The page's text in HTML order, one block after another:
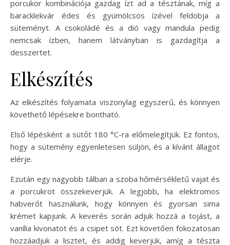
porcukor kombinációja gazdag ízt ad a tésztának, míg a
baracklekvár édes és gyümölcsös ízével feldobja a
süteményt. A csokoládé és a dió vagy mandula pedig
nemcsak ízben, hanem látványban is gazdagítja a
desszertet.
Elkészítés
Az elkészítés folyamata viszonylag egyszerű, és könnyen
követhető lépésekre bontható.
Első lépésként a sütőt 180 °C-ra előmelegítjük. Ez fontos,
hogy a sütemény egyenletesen süljön, és a kívánt állagot
elérje.
Ezután egy nagyobb tálban a szoba hőmérsékletű vajat és
a porcukrot összekeverjük. A legjobb, ha elektromos
habverőt használunk, hogy könnyen és gyorsan sima
krémet kapjunk. A keverés során adjuk hozzá a tojást, a
vanília kivonatot és a csipet sót. Ezt követően fokozatosan
hozzáadjuk a lisztet, és addig keverjük, amíg a tészta